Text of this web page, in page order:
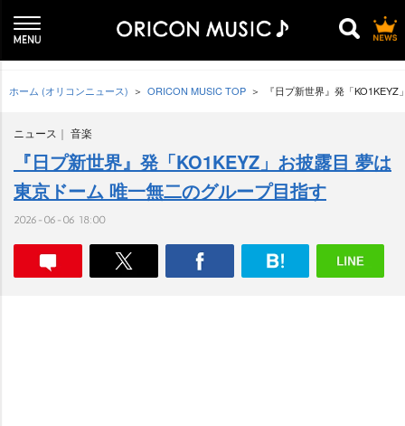
ホーム (オリコンニュース) ORICON MUSIC TOP 『日プ新世界』発「
ニュース 音楽
『日プ新世界』発「KO1KEYZ」お披露目 夢は
東京ドーム 唯一無二のグループ目指す
2026-06-06 18:00